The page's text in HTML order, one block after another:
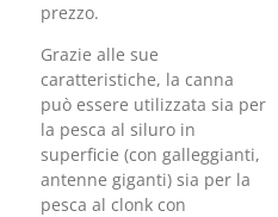
prezzo.
Grazie alle sue
caratteristiche, la canna
può essere utilizzata sia per
la pesca al siluro in
superficie (con galleggianti,
antenne giganti) sia per la
pesca al clonk con